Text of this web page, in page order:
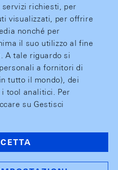
richiesti, per
visualizzati, per offrire
nonché per
il suo utilizzo al fine
A tale riguardo si
a fornitori di
tutto il mondo), dei
tool analitici. Per
su Gestisci